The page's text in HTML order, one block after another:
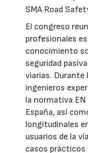
SMA Road
El congreso
profesionales
conocimiento
seguridad
viarias. Durante
ingenieros
la normativa
España, así
longitudinales
usuarios de la
casos prácticos